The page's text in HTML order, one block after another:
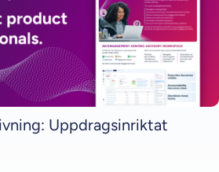
Uppdragsinriktat